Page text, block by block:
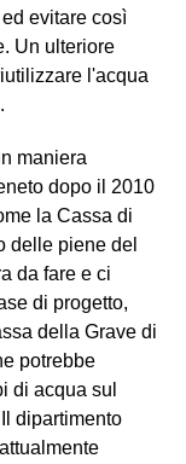
evitare così
Un ulteriore
l'acqua
maniera
dopo il 2010
la Cassa di
delle piene del
da fare e ci
di progetto,
della Grave di
potrebbe
di acqua sul
dipartimento